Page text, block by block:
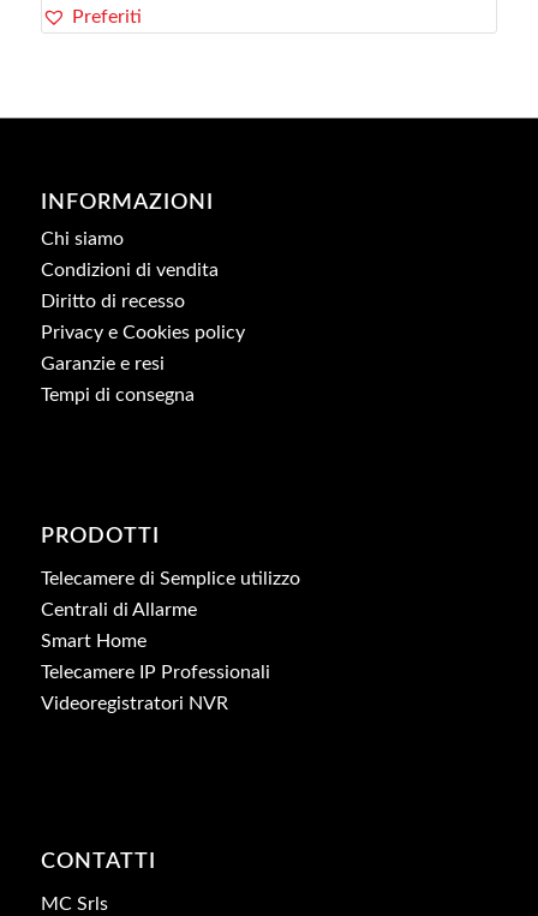
Preferiti
INFORMAZIONI
Chi siamo
Condizioni di vendita
Diritto di recesso
Privacy e Cookies policy
Garanzie e resi
Tempi di consegna
PRODOTTI
Telecamere di Semplice utilizzo
Centrali di Allarme
Smart Home
Telecamere IP Professionali
Videoregistratori NVR
CONTATTI
MC Srls